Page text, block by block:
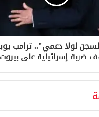
لولا دعمي".. ترامب
ضربة إسرائيلية على بيروت